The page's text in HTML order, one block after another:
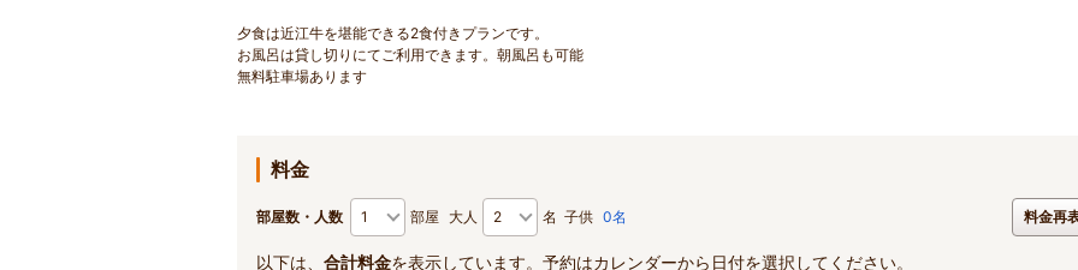
夕食は近江牛を堪能できる2食付きプランです。
お風呂は貸し切りにてご利用できます。朝風呂も可能
無料駐車場あります
料金
部屋数・人数 部屋 大人 名 子供 0名 料金再
以下は、 合計料金を表示しています。予約はカレンダーから日付を選択してください。